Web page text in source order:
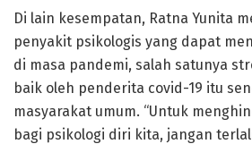
Di lain kesempatan, Ratna Yunita
penyakit psikologis yang dapat
di masa pandemi, salah satunya
baik oleh penderita covid-19 itu
masyarakat umum. “Untuk
bagi psikologi diri kita, jangan